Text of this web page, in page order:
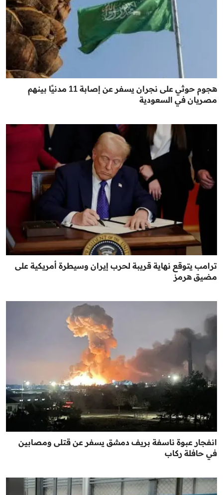
هجوم حوثي على نجران يسفر عن إصابة 11 مدنيًا بينهم
مصريان في السعودية
ترامب يتوقع نهاية قريبة لحرب إيران وسيطرة أمريكية على
مضيق هرمز
انفجار عبوة ناسفة بريف دمشق يسفر عن قتلى ومصابين
في حافلة ركاب